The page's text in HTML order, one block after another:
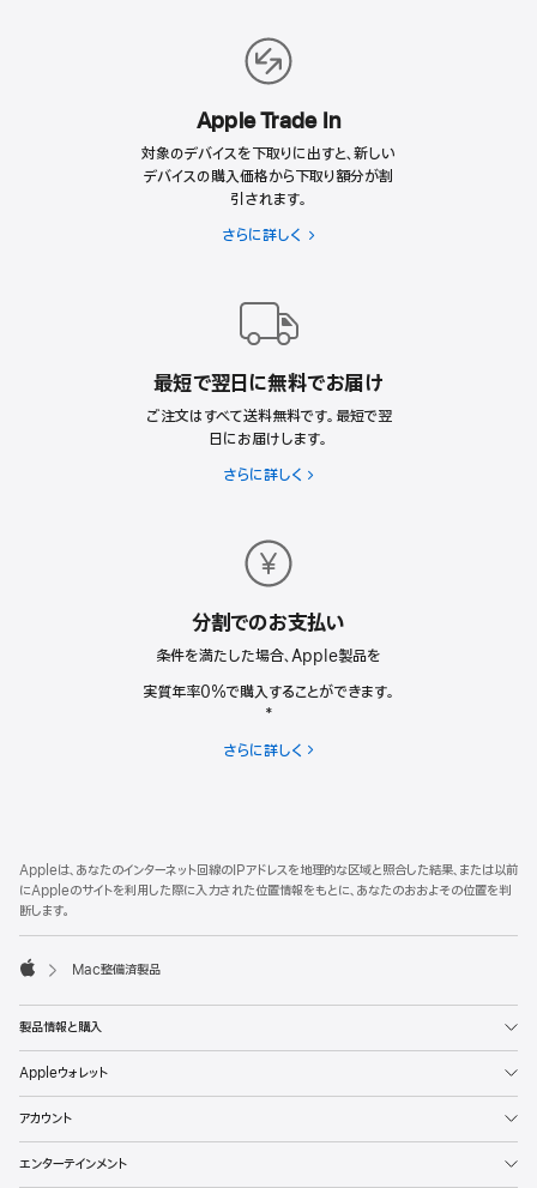
品
を
選
ぶ
理
Apple Trade In
対象のデバイスを下取りに出すと、新しい
デバイスの購入価格から下取り額分が割
引されます。
さらに詳しく Apple
最短で翌日に無料でお届け
ご注文はすべて送料無料です。最短で翌
日にお届けします。
さらに詳しく
分割でのお支払い
条件を満たした場合、Apple製品を
実質年率0%で購入することができます。
*
さらに詳しく 分
支
払
ッ
タ
注
Appleは、あなたのインターネット回線のIPアドレスを地理的な区域と照合した結果、または以前
にAppleのサイトを利用した際に入力された位置情報をもとに、あなたのおおよその位置を判
断します。
Mac整備済製品
製品情報と購入
Appleウォレット
アカウント
エンターテインメント